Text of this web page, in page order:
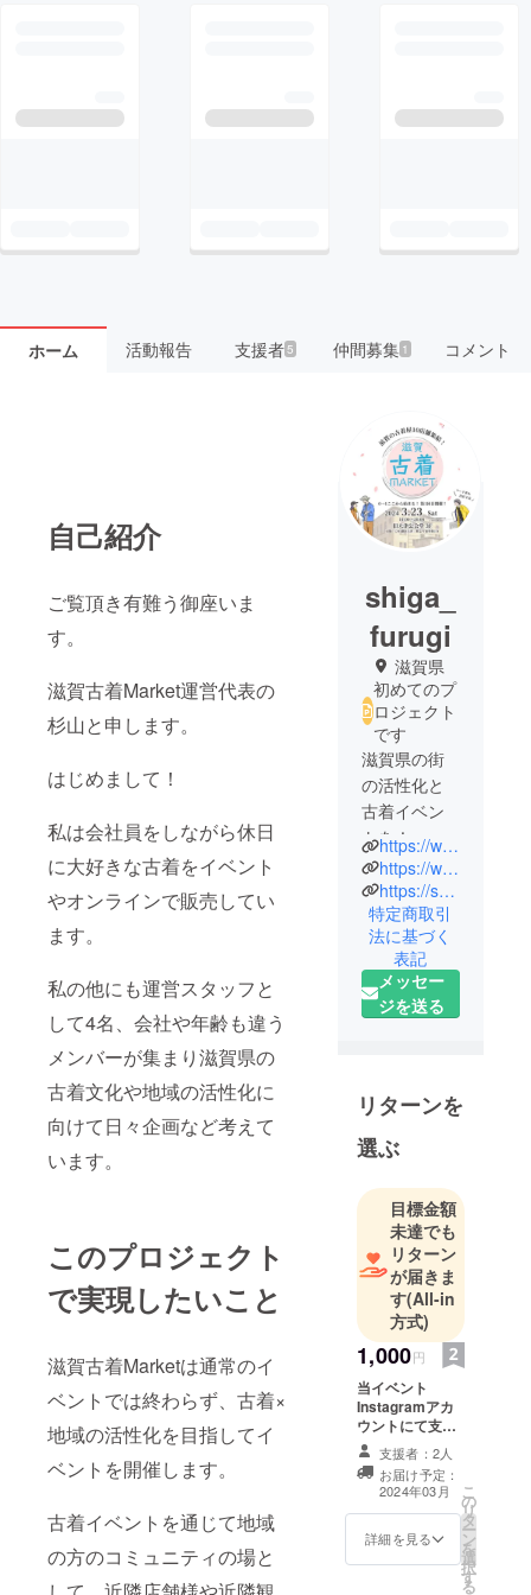
ホーム 活動報告 支援者5 仲間募集 1 コメント
自己紹介
ご覧頂き有難う御座いま
す。
滋賀古着Market運営代表の
杉山と申します。
はじめまして！
私は会社員をしながら休日
に大好きな古着をイベント
やオンラインで販売してい
ます。
私の他にも運営スタッフと
して4名、会社や年齢も違う
メンバーが集まり滋賀県の
古着文化や地域の活性化に
向けて日々企画など考えて
います。
このプロジェクト
で実現したいこと
滋賀古着Marketは通常のイ
ベントでは終わらず、古着×
地域の活性化を目指してイ
ベントを開催します。
古着イベントを通じて地域
の方のコミュニティの場と
shiga_
furugi
滋賀県
初めてのプ
ロジェクト
です
滋賀県の街
の活性化と
古着イベン
トを！
を目標に本
プロジェク
トを立ち上
げました。
滋賀県には
質の高い古
着屋さんが
滋賀県にも
こんなにお
もしろいイ
んなにおも
しろい古着
屋さんが皆
さんにお伝
えできたら
嬉しく思い
ます。
運営チーム
は会社員を
しながら滋
賀と古着が
好きなメン
バーが集ま
りました！
https://www.instagram.com/shiga_furugi_market?igsh=MXRuanVkZHQ3Z24=
https://www.instagram.com/suchi.furugi.clothing?igsh=MWd6eG9ieWdiYjBwZQ==
https://spotime.jp/shigahurugimarket?fbclid=PAAabxxDffGJSjatYx2leFaS0C44vv7FlXfOmJXWv4Pnd4rcrH8eqgwF_IYwM
特定商取引
法に基づく
表記
メッセー
ジを送る
リターンを
選ぶ
目標金額
未達でも
リターン
が届きま
す(All-in
方式)
1,000円
当イベント
Instagramアカ
ウントにて支援
者様のお名前を
記載した投稿を
させて頂きま
す！ 掲載方法は
キャプション投
稿しての本文に
支援者：2人
お届け予定：
2024年03月
詳細を見る
こ
の
リ
タ
ー
ン
を
選
択
す
る